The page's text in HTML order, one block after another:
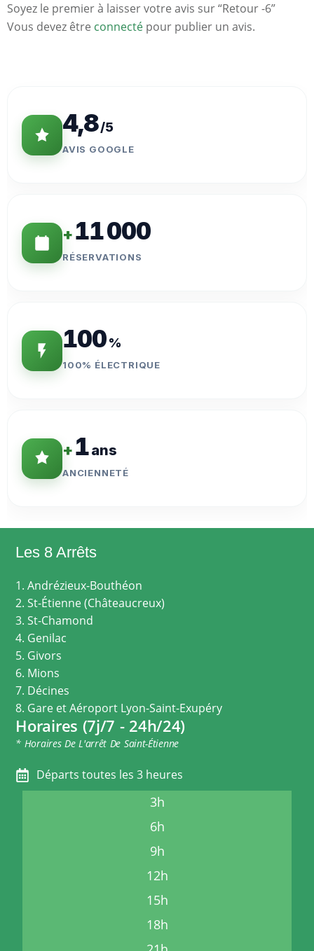
Soyez le premier à laisser votre avis sur “Retour -6”
Vous devez être connecté pour publier un avis.
4,8/5
AVIS GOOGLE
+11 000
RÉSERVATIONS
100%
100% ÉLECTRIQUE
+1ans
ANCIENNETÉ
Les 8 Arrêts
1. Andrézieux-Bouthéon
2. St-Étienne (Châteaucreux)
3. St-Chamond
4. Genilac
5. Givors
6. Mions
7. Décines
8. Gare et Aéroport Lyon-Saint-Exupéry
Horaires (7j/7 - 24h/24)
* Horaires De L'arrêt De Saint-Étienne
Départs toutes les 3 heures
3h
6h
9h
12h
15h
18h